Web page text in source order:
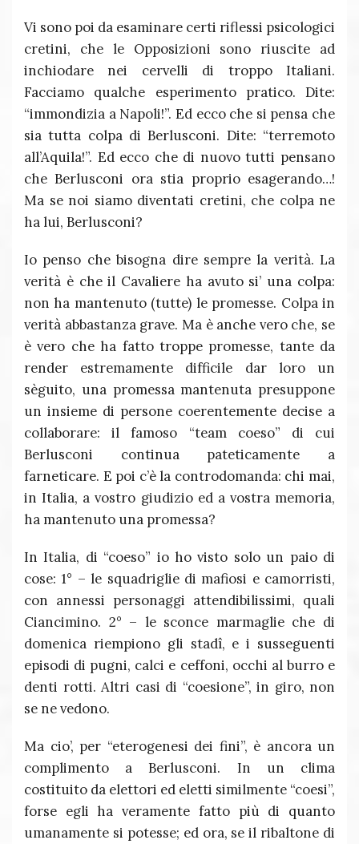
Vi sono poi da esaminare certi riflessi psicologici
cretini, che le Opposizioni sono riuscite ad
inchiodare nei cervelli di troppo Italiani.
Facciamo qualche esperimento pratico. Dite:
“immondizia a Napoli!”. Ed ecco che si pensa che
sia tutta colpa di Berlusconi. Dite: “terremoto
all’Aquila!”. Ed ecco che di nuovo tutti pensano
che Berlusconi ora stia proprio esagerando…!
Ma se noi siamo diventati cretini, che colpa ne
ha lui, Berlusconi?
Io penso che bisogna dire sempre la verità. La
verità è che il Cavaliere ha avuto si’ una colpa:
non ha mantenuto (tutte) le promesse. Colpa in
verità abbastanza grave. Ma è anche vero che, se
è vero che ha fatto troppe promesse, tante da
render estremamente difficile dar loro un
sèguito, una promessa mantenuta presuppone
un insieme di persone coerentemente decise a
collaborare: il famoso “team coeso” di cui
Berlusconi continua pateticamente a
farneticare. E poi c’è la controdomanda: chi mai,
in Italia, a vostro giudizio ed a vostra memoria,
ha mantenuto una promessa?
In Italia, di “coeso” io ho visto solo un paio di
cose: 1° – le squadriglie di mafiosi e camorristi,
con annessi personaggi attendibilissimi, quali
Ciancimino. 2° – le sconce marmaglie che di
domenica riempiono gli stadî, e i susseguenti
episodi di pugni, calci e ceffoni, occhi al burro e
denti rotti. Altri casi di “coesione”, in giro, non
se ne vedono.
Ma cio’, per “eterogenesi dei fini”, è ancora un
complimento a Berlusconi. In un clima
costituito da elettori ed eletti similmente “coesi”,
forse egli ha veramente fatto più di quanto
umanamente si potesse; ed ora, se il ribaltone di